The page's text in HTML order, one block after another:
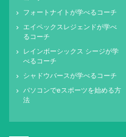
keyboard_arrow_right フォートナイトが学べるコーチ
keyboard_arrow_right
エイペックスレジェンドが学べ
るコーチ
keyboard_arrow_right
レインボーシックス シージが学
べるコーチ
keyboard_arrow_right シャドウバースが学べるコーチ
keyboard_arrow_right
パソコンでeスポーツを始める方
法